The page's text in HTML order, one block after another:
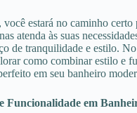
você estará no caminho certo
atenda às suas
de tranquilidade e estilo.
como combinar estilo e
em seu banheiro
Funcionalidade em